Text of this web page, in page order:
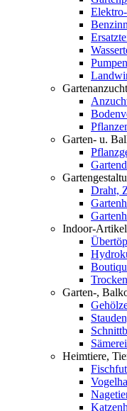
Garten- u.
Draht,
Indoor-Artikel
Garten-,
Heimtiere,